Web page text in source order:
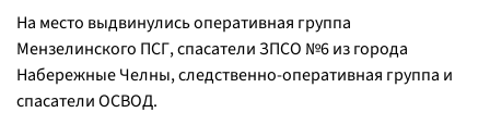
На место выдвинулись оперативная группа
Мензелинского ПСГ, спасатели ЗПСО №6 из города
Набережные Челны, следственно-оперативная группа и
спасатели ОСВОД.